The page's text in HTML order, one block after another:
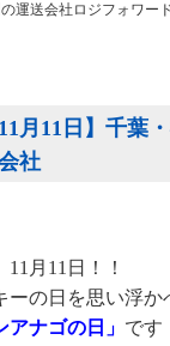
の運送会社ロジフォワー
11月11日】千葉
社
11月11日！！
ーの日を思い浮か
アナゴの日」 です